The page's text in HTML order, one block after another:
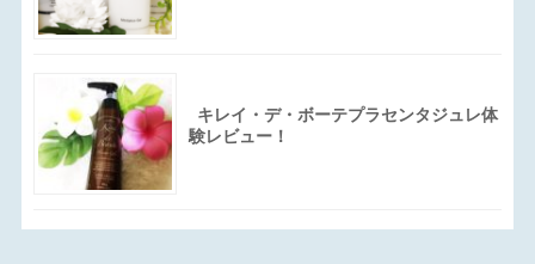
キレイ・デ・ボーテプラセンタジュレ体
験レビュー！